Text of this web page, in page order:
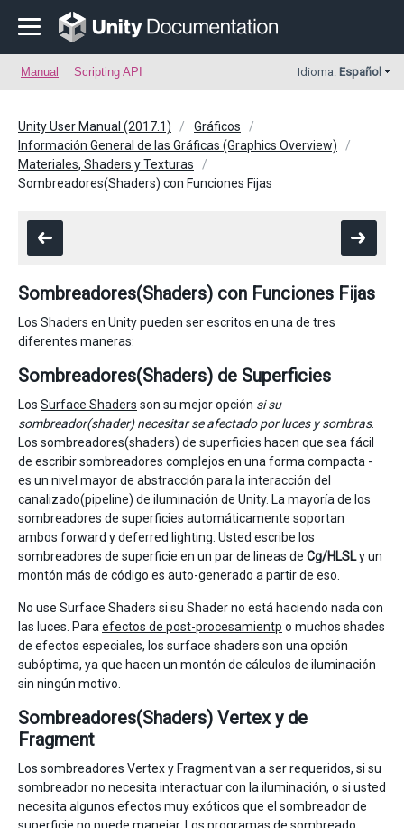
Manual Scripting API Idioma: Español
Unity User Manual (2017.1)
Gráficos
Información General de las Gráficas (Graphics Overview)
Materiales, Shaders y Texturas
Sombreadores(Shaders) con Funciones Fijas
Sombreadores(Shaders) con Funciones Fijas
Los Shaders en Unity pueden ser escritos en una de tres
diferentes maneras:
Sombreadores(Shaders) de Superficies
Los Surface Shaders son su mejor opción si su
sombreador(shader) necesitar se afectado por luces y sombras.
Los sombreadores(shaders) de superficies hacen que sea fácil
de escribir sombreadores complejos en una forma compacta -
es un nivel mayor de abstracción para la interacción del
canalizado(pipeline) de iluminación de Unity. La mayoría de los
sombreadores de superficies automáticamente soportan
ambos forward y deferred lighting. Usted escribe los
sombreadores de superficie en un par de lineas de Cg/HLSLy un
montón más de código es auto-generado a partir de eso.
No use Surface Shaders si su Shader no está haciendo nada con
las luces. Para efectos de post-procesamientp o muchos shades
de efectos especiales, los surface shaders son una opción
subóptima, ya que hacen un montón de cálculos de iluminación
sin ningún motivo.
Sombreadores(Shaders) Vertex y de
Fragment
Los sombreadores Vertex y Fragment van a ser requeridos, si su
sombreador no necesita interactuar con la iluminación, o si usted
necesita algunos efectos muy exóticos que el sombreador de